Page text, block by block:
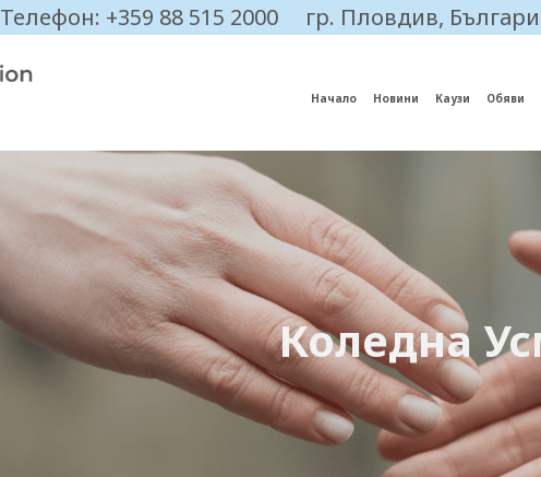
Телефон: +359 88 515 2000 гр. Пловдив,
Начало Новини Каузи Обяви
Коледна